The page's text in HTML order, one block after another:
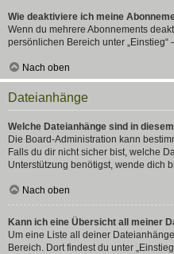
Wie deaktiviere ich meine
Wenn du mehrere Abonnements
persönlichen Bereich unter „Einstieg“
Nach oben
Dateianhänge
Welche Dateianhänge sind in
Die Board-Administration kann
Falls du dir nicht sicher bist, welche
Unterstützung benötigst, wende dich
Nach oben
Kann ich eine Übersicht all meiner
Um eine Liste all deiner
Bereich. Dort findest du unter